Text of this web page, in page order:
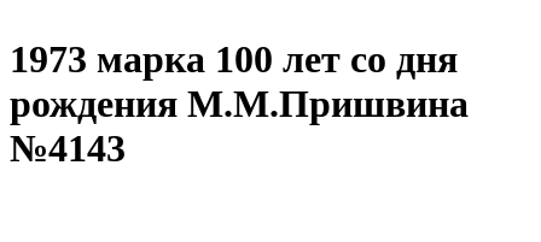
1973 марка 100 лет со дня
рождения М.М.Пришвина
№4143